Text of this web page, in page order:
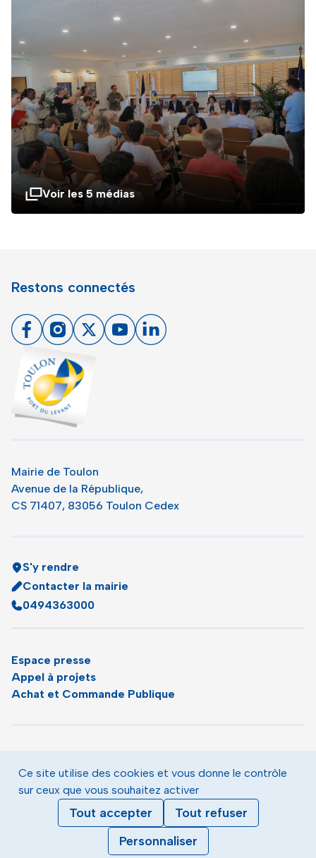
Voir les 5 médias
Restons connectés
FacebookInstagram
X YoutubeLinkedin
Mairie de Toulon
Avenue de la République,
CS 71407, 83056 Toulon Cedex
S'y rendre
Contacter la mairie
0494363000
Espace presse
Appel à projets
Achat et Commande Publique
Agenda
Le magazine municipal de Toulon
Mentions légales
Données personnelles
Gestion des cookies
Accessibilité : partiellement conforme
Ce site utilise des cookies et vous donne le contrôle
sur ceux que vous souhaitez activer
Tout accepter
Tout refuser
Personnaliser